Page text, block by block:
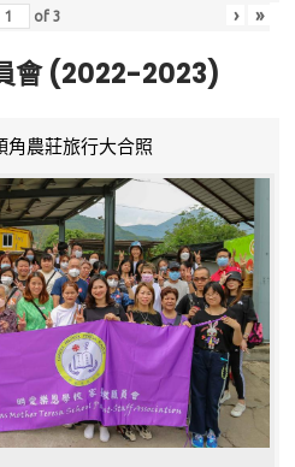
of3 › »
會 (2022-2023)
角農莊旅行大合照